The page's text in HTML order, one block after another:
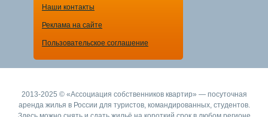
Наши контакты
Реклама на сайте
Пользовательское соглашение
2013-2025 © «Ассоциация собственников квартир» — посуточная
аренда жилья в России для туристов, командированных, студентов.